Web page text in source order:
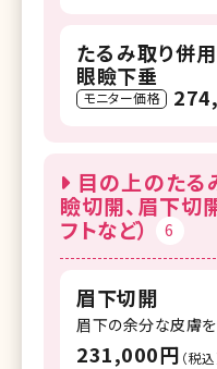
たるみ取り併
眼瞼下垂
モニター価格
目の上のたる
瞼切開、眉下切
フトなど）
6
眉下切開
眉下の余分な皮膚
231,000円 （税込